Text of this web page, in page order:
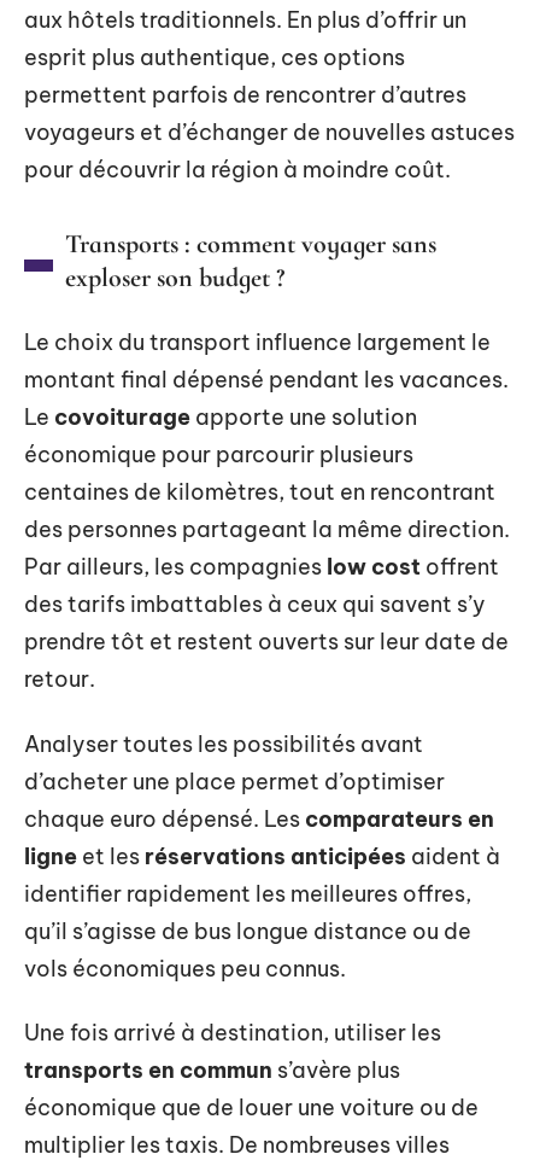
aux hôtels traditionnels. En plus d’offrir un
esprit plus authentique, ces options
permettent parfois de rencontrer d’autres
voyageurs et d’échanger de nouvelles astuces
pour découvrir la région à moindre coût.
Transports : comment voyager sans
exploser son budget ?
Le choix du transport influence largement le
montant final dépensé pendant les vacances.
Le covoiturage apporte une solution
économique pour parcourir plusieurs
centaines de kilomètres, tout en rencontrant
des personnes partageant la même direction.
Par ailleurs, les compagnies low cost offrent
des tarifs imbattables à ceux qui savent s’y
prendre tôt et restent ouverts sur leur date de
retour.
Analyser toutes les possibilités avant
d’acheter une place permet d’optimiser
chaque euro dépensé. Les comparateurs en
ligne et les réservations anticipées aident à
identifier rapidement les meilleures offres,
qu’il s’agisse de bus longue distance ou de
vols économiques peu connus.
Une fois arrivé à destination, utiliser les
transports en commun s’avère plus
économique que de louer une voiture ou de
multiplier les taxis. De nombreuses villes